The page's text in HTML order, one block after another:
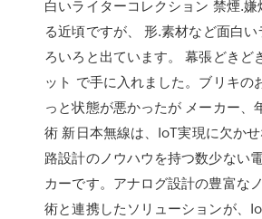
白いライターコレクション 禁煙.嫌
る近頃ですが、 形.素材など面白
ろいろと出ています。 幕張どきど
ット で手に入れました。ブリキの
っと状態が悪かったが メーカー、
術 新日本無線は、IoT実現に欠か
路設計のノウハウを持つ数少ない
カーです。アナログ設計の豊富な
術と連携したソリューションが、